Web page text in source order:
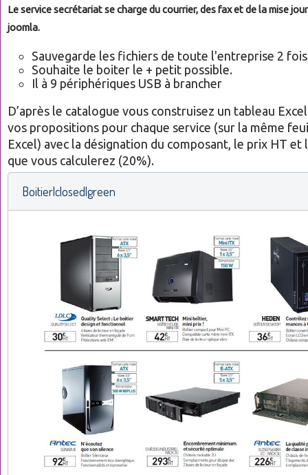
Le service secrétariat se charge du courrier, des fax et de la mise
joomla.
Sauvegarde les fichiers de toute l'entreprise 2
Souhaite le boiter le + petit possible.
Il à 9 périphériques USB à brancher
D’après le catalogue vous construisez un tableau
vos propositions pour chaque service (sur la même
Excel) avec la désignation du composant, le prix HT et
que vous calculerez (20%).
Boitier|closed|green